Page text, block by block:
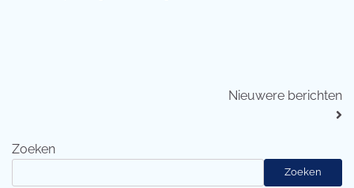
Nieuwere berichten
Zoeken
Zoeken